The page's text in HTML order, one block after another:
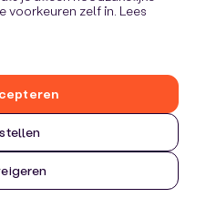
voorkeuren zelf in. Lees